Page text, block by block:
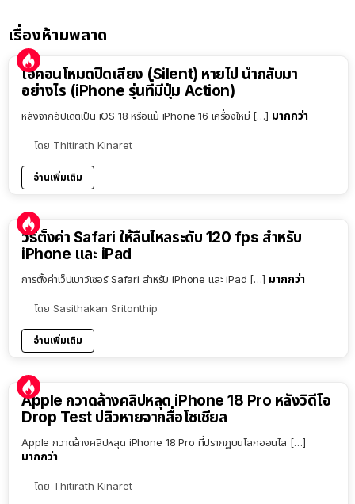
เรื่องห้ามพลาด
ไอคอนโหมดปิดเสียง (Silent) หายไป นำกลับมา
อย่างไร (iPhone รุ่นที่มีปุ่ม Action)
หลังจากอัปเดตเป็น iOS 18 หรือแม้ iPhone 16 เครื่องใหม่ […] มากกว่า
โดย Thitirath Kinaret
อ่านเพิ่มเติม
วิธีตั้งค่า Safari ให้ลื่นไหลระดับ 120 fps สำหรับ
iPhone และ iPad
การตั้งค่าเว็ปเบาว์เซอร์ Safari สำหรับ iPhone และ iPad […] มากกว่า
โดย Sasithakan Sritonthip
อ่านเพิ่มเติม
Apple กวาดล้างคลิปหลุด iPhone 18 Pro หลังวิดีโอ
Drop Test ปลิวหายจากสื่อโซเชียล
Apple กวาดล้างคลิปหลุด iPhone 18 Pro ที่ปรากฏบนโลกออนไล […]
มากกว่า
โดย Thitirath Kinaret